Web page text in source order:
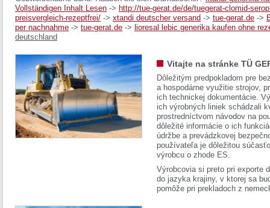
Vollständigen Inhalt Lesen -> http://tue-gerat.de/de/tuegerat-clomid-
preisvergleich-rezeptfrei/ -> xtandi deutscher versand -> tue-gerat.de ->
per nachnahme -> tue-gerat.de -> lioresal lebic generika kaufen ohne
deutschland
Vitajte na stránke TÜ
Dôležitým predpokladom pre
a hospodárne využitie strojov,
ich technickej dokumentácie.
ich výrobných liniek schádzali
prostredníctvom návodov na
dôležité informácie o ich
údržbe a prevádzkovej
používateľa je dôležitou
výrobcu o zhode ES.
Výrobcovia si preto pri exporte
do jazyka krajiny, v ktorej sa
pomôže pri prekladoch z